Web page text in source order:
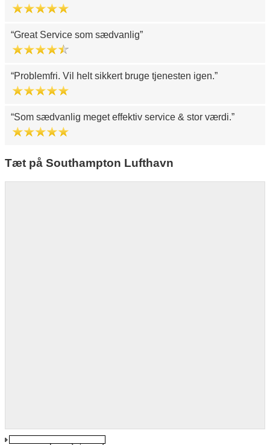
Great Service som sædvanlig
Problemfri. Vil helt sikkert bruge tjenesten igen.
Som sædvanlig meget effektiv service & stor værdi.
Tæt på Southampton Lufthavn